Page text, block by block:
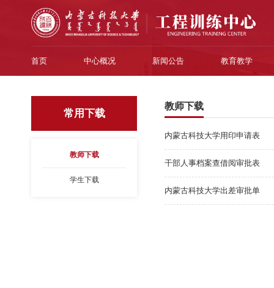
首页 中心概况 新闻公告 教育教学
常用下载
教师下载
学生下载
教师下载
内蒙古科技大学用印申请表
干部人事档案查借阅审批表
内蒙古科技大学出差审批单